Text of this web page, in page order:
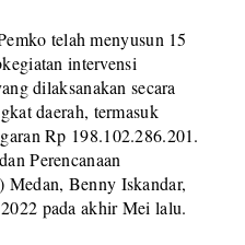
telah menyusun 15
intervensi
dilaksanakan secara
daerah, termasuk
Rp 198.102.286.201.
Perencanaan
Medan, Benny Iskandar,
pada akhir Mei lalu.